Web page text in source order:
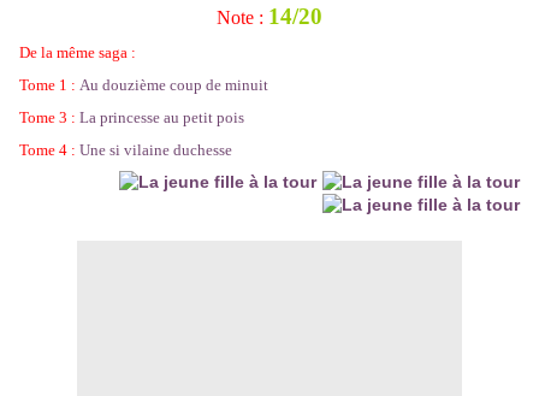
Note : 14/20
De la même saga :
Tome 1 : Au douzième coup de minuit
Tome 3 : La princesse au petit pois
Tome 4 : Une si vilaine duchesse